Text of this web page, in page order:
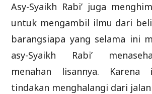
Asy-Syaikh Rabi’ juga
untuk mengambil ilmu dari
barangsiapa yang selama ini
asy-Syaikh Rabi’
menahan lisannya.
tindakan menghalangi dari